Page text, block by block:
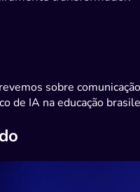
sobre
de IA na educação